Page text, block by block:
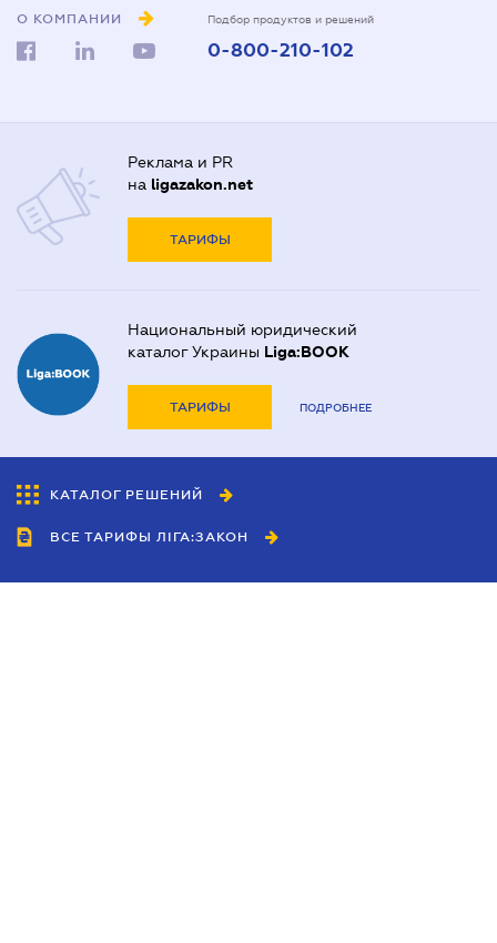
О КОМПАНИИ Подбор продуктов и решений
0-800-210-102
Реклама и PR
на ligazakon.net
ТАРИФЫ
Национальный юридический
каталог Украины Liga:BOOK
ТАРИФЫ ПОДРОБНЕЕ
КАТАЛОГ РЕШЕНИЙ
ВСЕ ТАРИФЫ ЛІГА:ЗАКОН